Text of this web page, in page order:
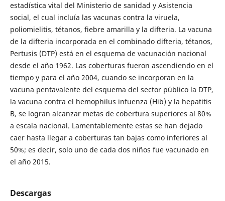
estadística vital del Ministerio de sanidad y Asistencia
social, el cual incluía las vacunas contra la viruela,
poliomielitis, tétanos, fiebre amarilla y la difteria. La vacuna
de la difteria incorporada en el combinado difteria, tétanos,
Pertusis (DTP) está en el esquema de vacunación nacional
desde el año 1962. Las coberturas fueron ascendiendo en el
tiempo y para el año 2004, cuando se incorporan en la
vacuna pentavalente del esquema del sector público la DTP,
la vacuna contra el hemophilus infuenza (Hib) y la hepatitis
B, se logran alcanzar metas de cobertura superiores al 80%
a escala nacional. Lamentablemente estas se han dejado
caer hasta llegar a coberturas tan bajas como inferiores al
50%; es decir, solo uno de cada dos niños fue vacunado en
el año 2015.
Descargas